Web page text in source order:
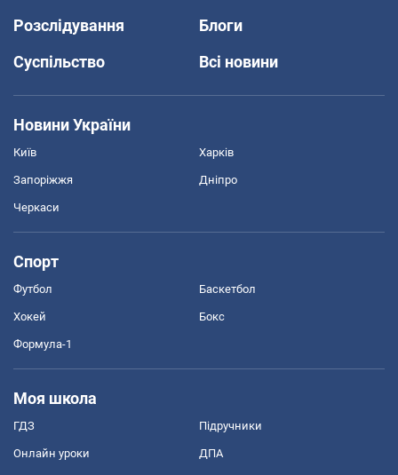
Розслідування
Блоги
Суспільство
Всі новини
Новини України
Київ Харків
Запоріжжя Дніпро
Черкаси
Спорт
Футбол Баскетбол
Хокей Бокс
Формула-1
Моя школа
ГДЗ Підручники
Онлайн уроки ДПА